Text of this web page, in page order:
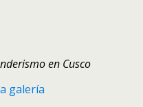
en Cusco
galería